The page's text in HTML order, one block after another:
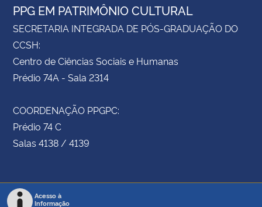
PPG EM PATRIMÔNIO CULTURAL
SECRETARIA INTEGRADA DE PÓS-GRADUAÇÃO DO
CCSH:
Centro de Ciências Sociais e Humanas
Prédio 74A - Sala 2314
COORDENAÇÃO PPGPC:
Prédio 74 C
Salas 4138 / 4139
Acesso à
Informação